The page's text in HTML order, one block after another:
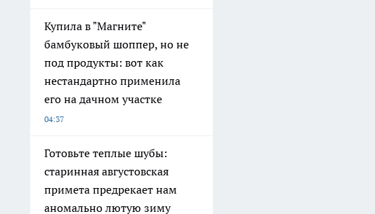
Купила в "Магните"
бамбуковый шоппер, но не
под продукты: вот как
нестандартно применила
его на дачном участке
04:37
Готовьте теплые шубы:
старинная августовская
примета предрекает нам
аномально лютую зиму